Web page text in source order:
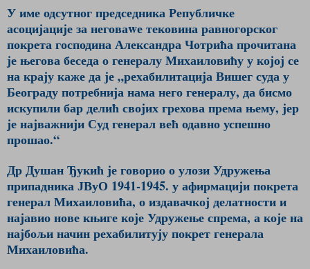
У име одсутног председника Републичке
асоцијације за неговаwе тековина равногорског
покрета господина Александра Чотрића прочитана
је његова беседа о генералу Михаиловићу у којој се
на крају каже да је „рехабилитација Вишег суда у
Београду потребнија нама него генералу, да бисмо
искупили бар делић својих грехова према њему, јер
је најважнији Суд генерал већ одавно успешно
прошао.“
Др Душан Ђукић је говорио о улози Удружења
припадника ЈВуО 1941-1945. у афирмацији покрета
генерал Михаиловића, о издавачкој делатности и
најавио нове књиге које Удружење спрема, а које на
најбољи начин рехабилитују покрет генерала
Михаиловића.